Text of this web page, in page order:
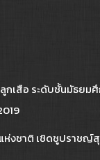
เสือ ระดับชั้นมัธยมศึ
ห่งชาติ เชิดชูปราชญ์